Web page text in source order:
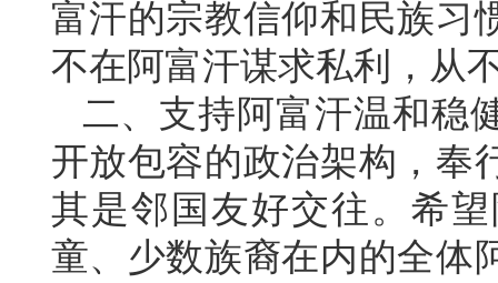
富汗的宗教信仰和民族习
不在阿富汗谋求私利，从
二、支持阿富汗温和稳
开放包容的政治架构，奉
其是邻国友好交往。希
童、少数族裔在内的全体